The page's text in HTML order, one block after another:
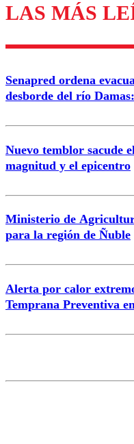
Los comentarios
Correo
LAS MÁS
Senapred ordena
desborde del río
Nuevo temblor sacude
magnitud y el epicentro
Ministerio de
para la región de Ñuble
Alerta por calor
Temprana Preventiva